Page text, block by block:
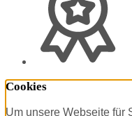
Cookies
Um unsere Webseite für